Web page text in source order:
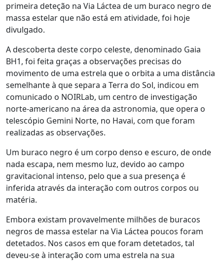
primeira deteção na Via Láctea de um buraco negro de
massa estelar que não está em atividade, foi hoje
divulgado.
A descoberta deste corpo celeste, denominado Gaia
BH1, foi feita graças a observações precisas do
movimento de uma estrela que o orbita a uma distância
semelhante à que separa a Terra do Sol, indicou em
comunicado o NOIRLab, um centro de investigação
norte-americano na área da astronomia, que opera o
telescópio Gemini Norte, no Havai, com que foram
realizadas as observações.
Um buraco negro é um corpo denso e escuro, de onde
nada escapa, nem mesmo luz, devido ao campo
gravitacional intenso, pelo que a sua presença é
inferida através da interação com outros corpos ou
matéria.
Embora existam provavelmente milhões de buracos
negros de massa estelar na Via Láctea poucos foram
detetados. Nos casos em que foram detetados, tal
deveu-se à interação com uma estrela na sua